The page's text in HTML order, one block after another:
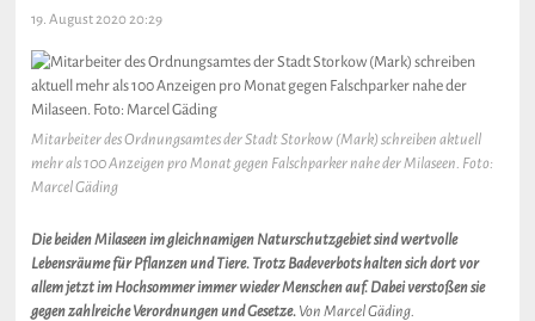
19. August 2020 20:29
Mitarbeiter des Ordnungsamtes der Stadt Storkow (Mark) schreiben aktuell
mehr als 100 Anzeigen pro Monat gegen Falschparker nahe der Milaseen. Foto:
Marcel Gäding
Die beiden Milaseen im gleichnamigen Naturschutzgebiet sind wertvolle
Lebensräume für Pflanzen und Tiere. Trotz Badeverbots halten sich dort vor
allem jetzt im Hochsommer immer wieder Menschen auf. Dabei verstoßen sie
gegen zahlreiche Verordnungen und Gesetze. Von Marcel Gäding.